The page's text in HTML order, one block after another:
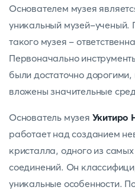
Основателем музея
уникальный музей-ученый.
такого музея -
Первоначально
были достаточно
вложены значительные
Основатель музея Укитиро
работает над созданием
кристалла, одного из
соединений. Он
уникальные особенности.